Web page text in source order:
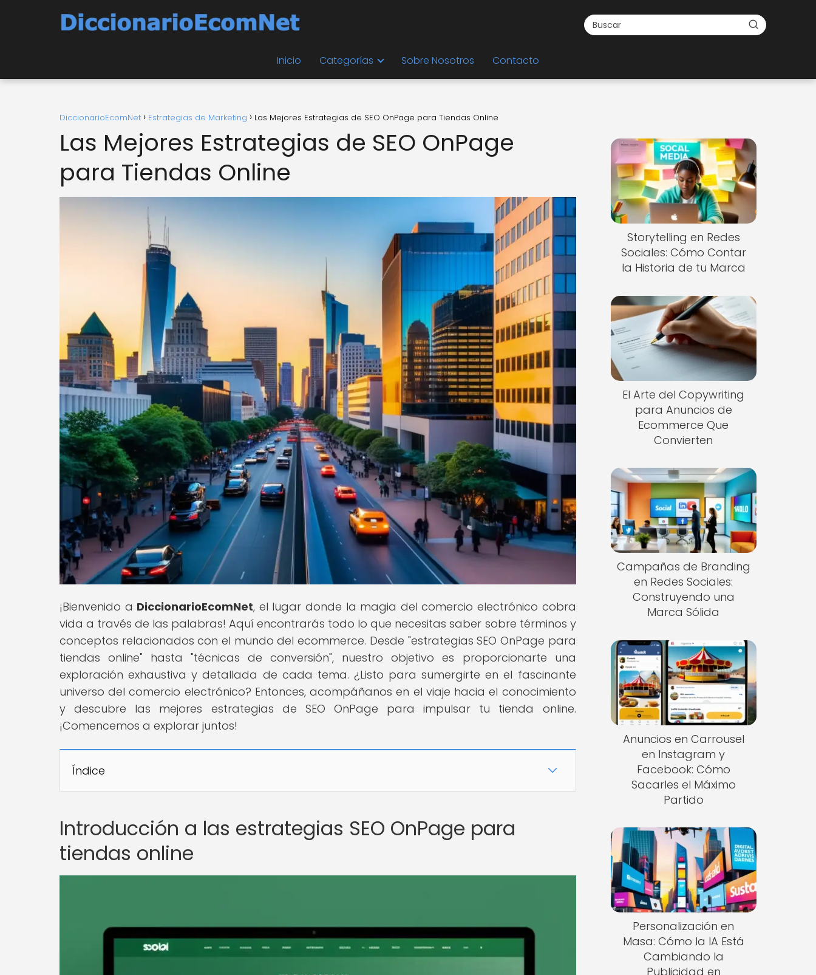
Inicio Categorías Sobre Nosotros Contacto
DiccionarioEcomNet Estrategias de Marketing Las Mejores Estrategias de SEO OnPage para Tiendas Online
Las Mejores Estrategias de SEO OnPage
para Tiendas Online
¡Bienvenido a DiccionarioEcomNet, el lugar donde la magia del comercio electrónico cobra
vida a través de las palabras! Aquí encontrarás todo lo que necesitas saber sobre términos y
conceptos relacionados con el mundo del ecommerce. Desde "estrategias SEO OnPage para
tiendas online" hasta "técnicas de conversión", nuestro objetivo es proporcionarte una
exploración exhaustiva y detallada de cada tema. ¿Listo para sumergirte en el fascinante
universo del comercio electrónico? Entonces, acompáñanos en el viaje hacia el conocimiento
y descubre las mejores estrategias de SEO OnPage para impulsar tu tienda online.
¡Comencemos a explorar juntos!
Índice
Introducción a las estrategias SEO OnPage para
tiendas online
Storytelling en Redes
Sociales: Cómo Contar
la Historia de tu Marca
El Arte del Copywriting
para Anuncios de
Ecommerce Que
Convierten
Campañas de Branding
en Redes Sociales:
Construyendo una
Marca Sólida
Anuncios en Carrousel
en Instagram y
Facebook: Cómo
Sacarles el Máximo
Partido
Personalización en
Masa: Cómo la IA Está
Cambiando la
Publicidad en